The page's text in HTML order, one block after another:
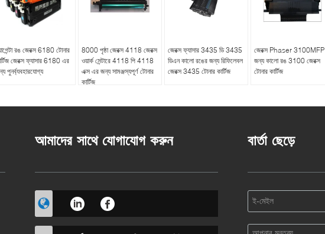
রঙ জেরক্স 6180 টোনার
জেরক্স ফ্যাসার 6180 এর
পুনর্ব্যবহারযোগ্য
8000 পৃষ্ঠা জেরক্স 4118 জেরক্স
ওয়ার্ক সেন্টারে 4118 পি 4118
এক্স এর জন্য সামঞ্জস্যপূর্ণ টোনার
কার্টিজ
জেরক্স ফ্যাসার 3435 ডি 3435
ডিএন কালো রঙের জন্য রিফিলেবল
জেরক্স 3435 টোনার কার্টিজ
জেরক্স Phaser 3100MFP
জন্য কালো রঙ 3100 জেরক্স
টোনার কার্টিজ
আমাদের সাথে যোগাযোগ করুন বার্তা ছেড়ে